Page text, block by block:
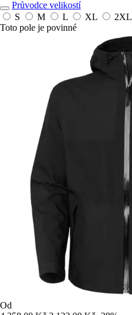
Průvodce velikostí
S
M L XL 2XL
Toto pole je povinné
Od